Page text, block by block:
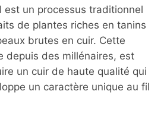
est un processus traditionnel
de plantes riches en tanins
brutes en cuir. Cette
depuis des millénaires, est
un cuir de haute qualité qui
un caractère unique au fil